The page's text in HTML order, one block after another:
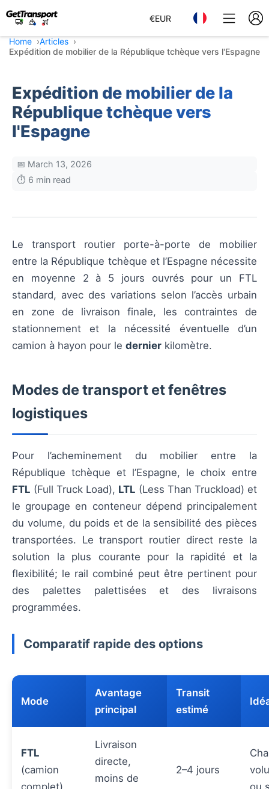
€EUR
Home
Articles
Expédition de mobilier de la République tchèque vers l'Espagne
Expédition de mobilier de la
République tchèque vers
l'Espagne
📅 March 13, 2026
⏱️ 6 min read
Le transport routier porte-à-porte de mobilier
entre la République tchèque et l’Espagne nécessite
en moyenne 2 à 5 jours ouvrés pour un FTL
standard, avec des variations selon l’accès urbain
en zone de livraison finale, les contraintes de
stationnement et la nécessité éventuelle d’un
camion à hayon pour le dernier kilomètre.
Modes de transport et fenêtres
logistiques
Pour l’acheminement du mobilier entre la
République tchèque et l’Espagne, le choix entre
FTL (Full Truck Load), LTL (Less Than Truckload) et
le groupage en conteneur dépend principalement
du volume, du poids et de la sensibilité des pièces
transportées. Le transport routier direct reste la
solution la plus courante pour la rapidité et la
flexibilité; le rail combiné peut être pertinent pour
des palettes palettisées et des livraisons
programmées.
Comparatif rapide des options
Mode
Avantage
principal
Transit
estimé
FTL
(camion
Livraison
directe,
moins de
2–4 jours